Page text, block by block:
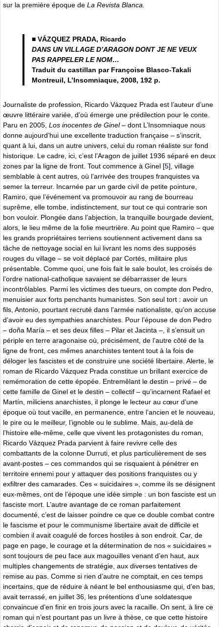
sur la première époque de La Revista Blanca.
■ VÁZQUEZ PRADA, Ricardo
DANS UN VILLAGE D’ARAGON DONT JE NE VEUX
PAS RAPPELER LE NOM…
Traduit du castillan par Françoise Blasco-Takali
Montreuil, L’Insomniaque, 2008, 192 p.
Journaliste de profession, Ricardo Vázquez Prada est l’auteur d’une
œuvre littéraire variée, d’où émerge une prédilection pour le conte.
Paru en 2005, Los inocentes de Ginel– dont L’Insomniaque nous
donne aujourd’hui une excellente traduction française – s’inscrit,
quant à lui, dans un autre univers, celui du roman réaliste sur fond
historique. Le cadre, ici, c’est l’Aragon de juillet 1936 séparé en deux
zones par la ligne de front. Tout commence à Ginel [5] , village
semblable à cent autres, où l’arrivée des troupes franquistes va
semer la terreur. Incarnée par un garde civil de petite pointure,
Ramiro, que l’événement va promouvoir au rang de bourreau
suprême, elle tombe, indistinctement, sur tout ce qui contrarie son
bon vouloir. Plongée dans l’abjection, la tranquille bourgade devient,
alors, le lieu même de la folie meurtrière. Au point que Ramiro – que
les grands propriétaires terriens soutiennent activement dans sa
tâche de nettoyage social en lui livrant les noms des supposés
rouges du village – se voit déplacé par Cortés, militaire plus
présentable. Comme quoi, une fois fait le sale boulot, les croisés de
l’ordre national-catholique savaient se débarrasser de leurs
incontrôlables. Parmi les victimes des tueurs, on compte don Pedro,
menuisier aux forts penchants humanistes. Son seul tort : avoir un
fils, Antonio, pourtant recruté dans l’armée nationaliste, qu’on accuse
d’avoir eu des sympathies anarchistes. Pour l’épouse de don Pedro
– doña María – et ses deux filles – Pilar et Jacinta –, il s’ensuit un
périple en terre aragonaise où, précisément, de l’autre côté de la
ligne de front, ces mêmes anarchistes tentent tout à la fois de
déloger les fascistes et de construire une société libertaire. Alerte, le
roman de Ricardo Vázquez Prada constitue un brillant exercice de
remémoration de cette épopée. Entremêlant le destin – privé – de
cette famille de Ginel et le destin – collectif – qu’incarnent Rafael et
Martín, miliciens anarchistes, il plonge le lecteur au cœur d’une
époque où tout vacille, en permanence, entre l’ancien et le nouveau,
le pire ou le meilleur, l’ignoble ou le sublime. Mais, au-delà de
l’histoire elle-même, celle que vivent les protagonistes du roman,
Ricardo Vázquez Prada parvient à faire revivre celle des
combattants de la colonne Durruti, et plus particulièrement de ses
avant-postes – ces commandos qui se risquaient à pénétrer en
territoire ennemi pour y attaquer des positions franquistes ou y
exfiltrer des camarades. Ces « suicidaires », comme ils se désignent
eux-mêmes, ont de l’époque une idée simple : un bon fasciste est un
fasciste mort. L’autre avantage de ce roman parfaitement
documenté, c’est de laisser poindre ce que ce double combat contre
le fascisme et pour le communisme libertaire avait de difficile et
combien il avait coagulé de forces hostiles à son endroit. Car, de
page en page, le courage et la détermination de nos « suicidaires »
sont toujours de peu face aux magouilles venant d’en haut, aux
multiples changements de stratégie, aux diverses tentatives de
remise au pas. Comme si rien d’autre ne comptait, en ces temps
incertains, que de réduire à néant le bel enthousiasme qui, d’en bas,
avait terrassé, en juillet 36, les prétentions d’une soldatesque
convaincue d’en finir en trois jours avec la racaille. On sent, à lire ce
roman qui n’est pourtant pas un livre à thèse, ce que cette histoire